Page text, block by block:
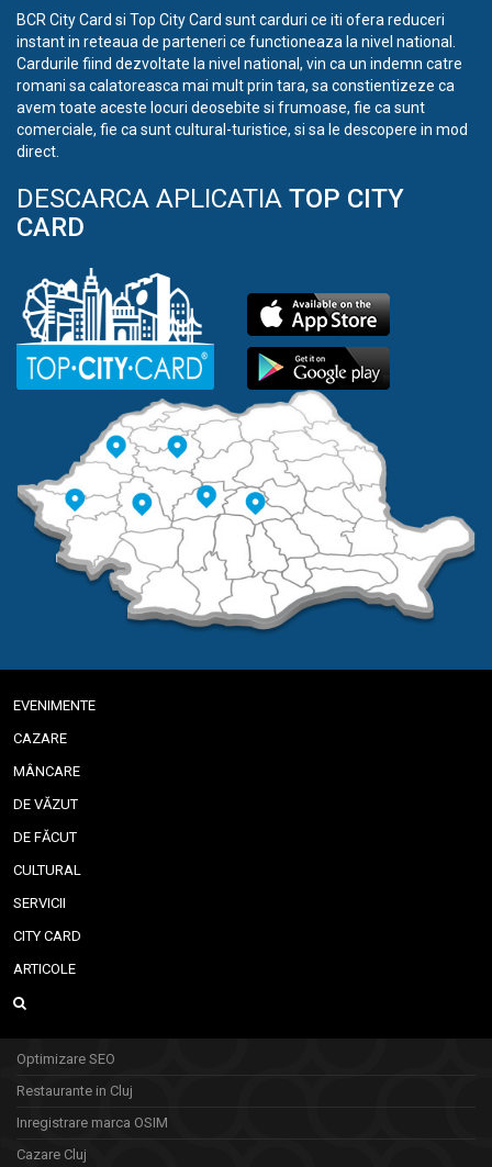
BCR City Card si Top City Card sunt carduri ce iti ofera reduceri
instant in reteaua de parteneri ce functioneaza la nivel national.
Cardurile fiind dezvoltate la nivel national, vin ca un indemn catre
romani sa calatoreasca mai mult prin tara, sa constientizeze ca
avem toate aceste locuri deosebite si frumoase, fie ca sunt
comerciale, fie ca sunt cultural-turistice, si sa le descopere in mod
direct.
DESCARCA APLICATIA TOP CITY
CARD
EVENIMENTE
CAZARE
MÂNCARE
DE VĂZUT
DE FĂCUT
CULTURAL
SERVICII
CITY CARD
ARTICOLE
Optimizare SEO
Restaurante in Cluj
Inregistrare marca OSIM
Cazare Cluj